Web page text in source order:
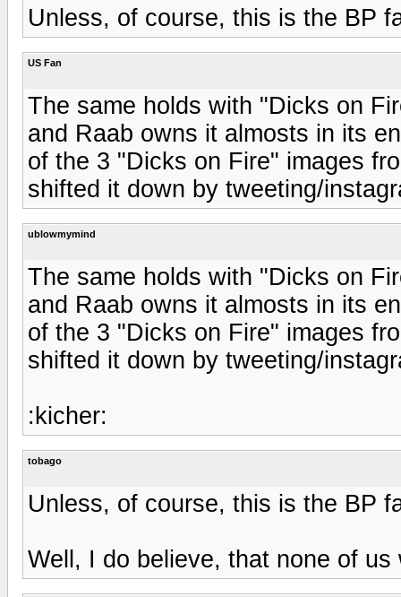
Unless, of course, this is the BP
US Fan
The same holds with "Dicks on
and Raab owns it almosts in its
of the 3 "Dicks on Fire" images
shifted it down by tweeting/
ublowmymind
The same holds with "Dicks on
and Raab owns it almosts in its
of the 3 "Dicks on Fire" images
shifted it down by tweeting/
:kicher:
tobago
Unless, of course, this is the BP
Well, I do believe, that none of